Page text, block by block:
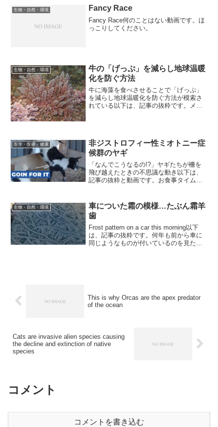
生物・自然・環境 Fancy Race
Fancy Race何のことはない動画です。ほ
っこりしてください。
生物・自然・環境
牛の「げっぷ」を減らし地球温暖
化を防ぐ方法
牛に海藻を食べさせることで「げっぷ」
を減らし地球温暖化を防ぐ方法が模索さ
れている以下は、記事の抜粋です。メタ
医学・医療・健康
非ジストロフィー性ミオトニー症
候群のヤギ
「なんでこうなるの!?」ヤギたちが柵を
飛び越えたときの不思議な動き以下は、
記事の抜粋と動画です。お食事タイムの
動がかわいいと人気を呼んでいました。
動画をご覧ください。投...
生物・自然・環境
車についた霜の模様…たぶん霜羊
歯
Frost pattern on a car this morning以下
は、記事の抜粋です。何年も前から車に
同じようなものが付いているのを見たこ
This is why Orcas are the apex predator
of the ocean
Cats are invasive alien species causing
the decline and extinction of native
species
コメント
コメントを書き込む